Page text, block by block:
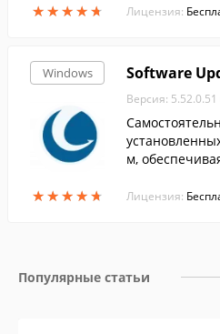
★★★★★
★★★★★
ь, включая
Лицензия:
Windows
★★★★★
★★★★★
Software
Версия:
м,
Лицензия:
Популярные статьи